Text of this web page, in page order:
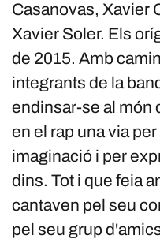
Casanovas, Xavier
Xavier Soler. Els
de 2015. Amb
integrants de la
endinsar-se al món
en el rap una via
imaginació i per
dins. Tot i que feia
cantaven pel seu
pel seu grup